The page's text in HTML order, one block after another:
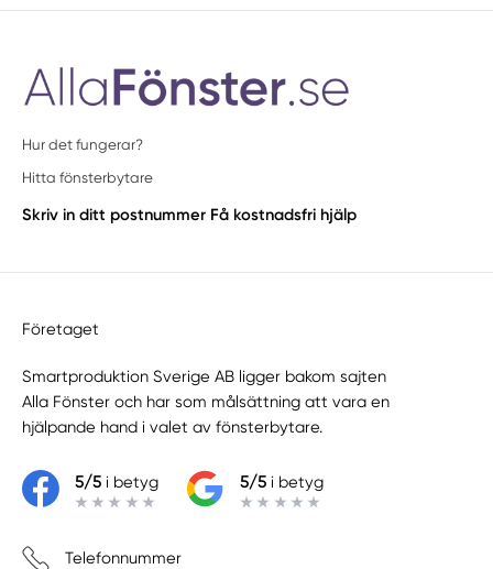
Hur det fungerar?
Hitta fönsterbytare
Skriv in ditt postnummer Få kostnadsfri hjälp
Företaget
Smartproduktion Sverige AB ligger bakom sajten
Alla Fönster och har som målsättning att vara en
hjälpande hand i valet av fönsterbytare.
5/5i betyg 5/5i betyg
Telefonnummer